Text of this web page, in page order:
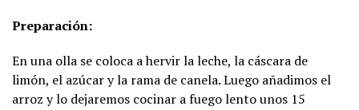
Preparación:
En una olla se coloca a hervir la leche, la cáscara de
limón, el azúcar y la rama de canela. Luego añadimos el
arroz y lo dejaremos cocinar a fuego lento unos 15